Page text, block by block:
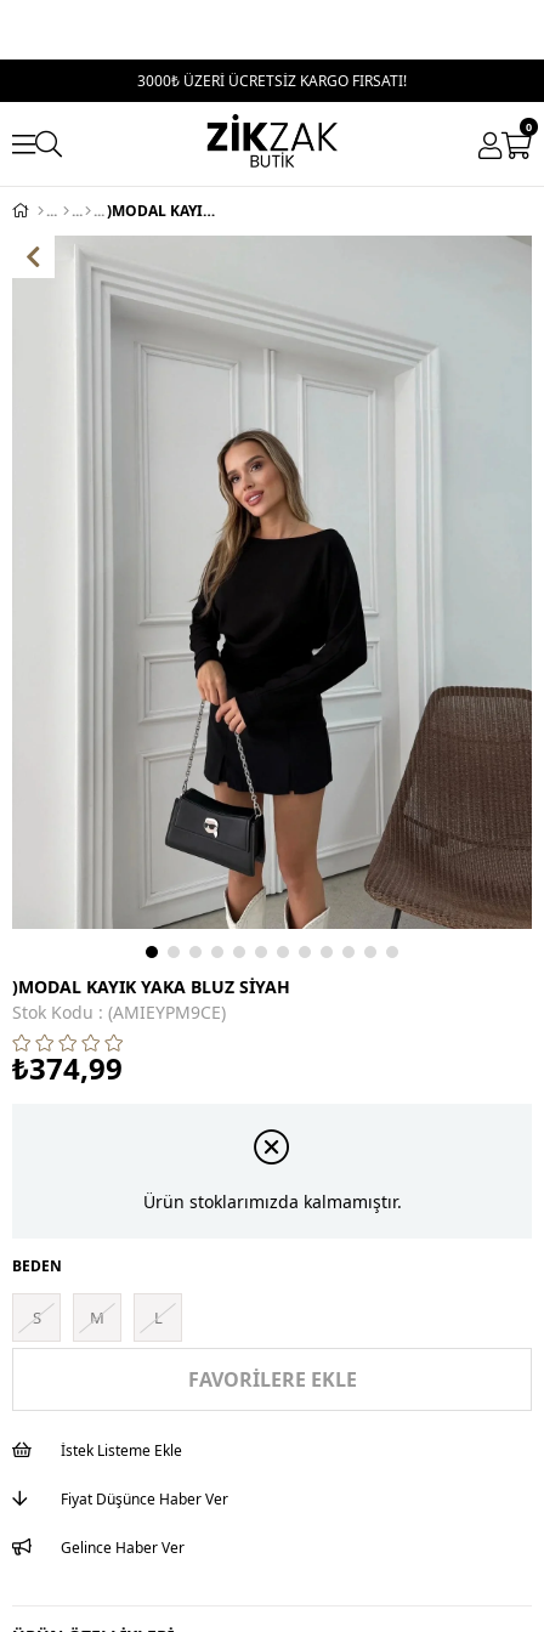
3000₺ ÜZERİ ÜCRETSİZ KARGO FIRSATI!
0
)MODAL KAYIK YAKA BLUZ SİYAH
)MODAL KAYIK YAKA BLUZ SİYAH
Stok Kodu
(AMIEYPM9CE)
₺374,99
Ürün stoklarımızda kalmamıştır.
BEDEN
S M L
FAVORILERE EKLE
İstek Listeme Ekle
Fiyat Düşünce Haber Ver
Gelince Haber Ver